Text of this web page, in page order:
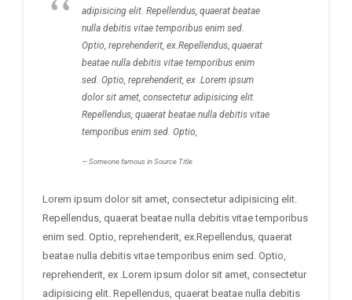
adipisicing elit. Repellendus, quaerat beatae
nulla debitis vitae temporibus enim sed.
Optio, reprehenderit, ex.Repellendus, quaerat
beatae nulla debitis vitae temporibus enim
sed. Optio, reprehenderit, ex .Lorem ipsum
dolor sit amet, consectetur adipisicing elit.
Repellendus, quaerat beatae nulla debitis vitae
temporibus enim sed. Optio,
Someone famous inSource Title
Lorem ipsum dolor sit amet, consectetur adipisicing elit.
Repellendus, quaerat beatae nulla debitis vitae temporibus
enim sed. Optio, reprehenderit, ex.Repellendus, quaerat
beatae nulla debitis vitae temporibus enim sed. Optio,
reprehenderit, ex .Lorem ipsum dolor sit amet, consectetur
adipisicing elit. Repellendus, quaerat beatae nulla debitis